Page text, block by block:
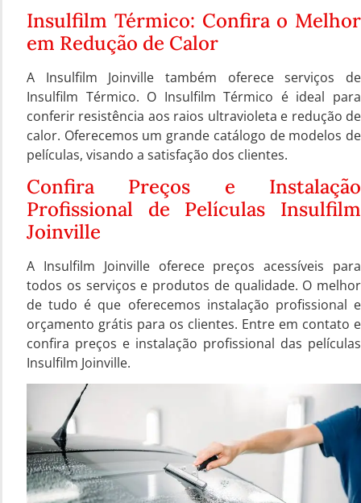
Insulfilm Térmico: Confira o Melhor
em Redução de Calor
A Insulfilm Joinville também oferece serviços de
Insulfilm Térmico. O Insulfilm Térmico é ideal para
conferir resistência aos raios ultravioleta e redução de
calor. Oferecemos um grande catálogo de modelos de
películas, visando a satisfação dos clientes.
Confira Preços e Instalação
Profissional de Películas Insulfilm
Joinville
A Insulfilm Joinville oferece preços acessíveis para
todos os serviços e produtos de qualidade. O melhor
de tudo é que oferecemos instalação profissional e
orçamento grátis para os clientes. Entre em contato e
confira preços e instalação profissional das películas
Insulfilm Joinville.